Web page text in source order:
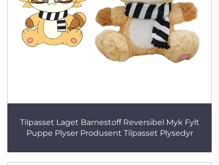
Tilpasset Laget Barnestoff Reversibel Myk Fylt
Puppe Plyser Produsent Tilpasset Plysedyr